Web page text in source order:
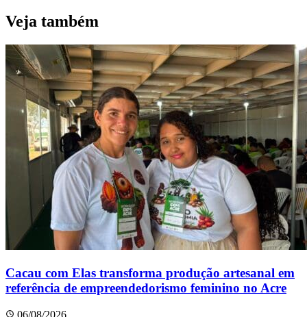
Veja também
Cacau com Elas transforma produção artesanal em
referência de empreendedorismo feminino no Acre
06/08/2026